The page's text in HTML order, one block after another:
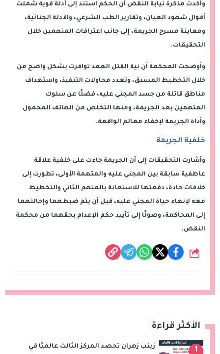
وأكدت مذكرة نيابة النقض أن الحكم استند إلى أدلة قوية شملت
أقوال شهود العيان، وتقارير الطب الشرعي، والأدلة الجنائية،
ومعاينة مسرح الجريمة، إلى جانب اعترافات المتهمين خلال
التحقيقات.
وأوضحت المحكمة أن نية القتل العمد توافرت بشكل واضح من
خلال التخطيط المسبق، وتعدد محاولات التنفيذ، واستهداف
مناطق قاتلة من جسد المجني عليه، فضلًا عن سلوك
المتهمين بعد الجريمة، ومنها التخلص من الهاتف المحمول
وأداة الجريمة لإخفاء معالم الواقعة.
خلفية الجريمة
وأشارت التحقيقات إلى أن الجريمة جاءت على خلفية علاقة
عاطفية سابقة بين المجني عليه والمتهمة الأولى، تطورت إلى
خلافات حادة، دفعتها للاستعانة بالمتهم الثاني والتخطيط
معه لإنهاء حياة المجني عليه، قبل أن يتم ضبطهما وإحالتهما
إلى المحاكمة، وصولًا إلى تأييد حكم الإعدام بحقهما من محكمة
النقض.
شارك
الأكثر قراءة
1
زينب زهران تحصد المركز الثالث عالميًا في